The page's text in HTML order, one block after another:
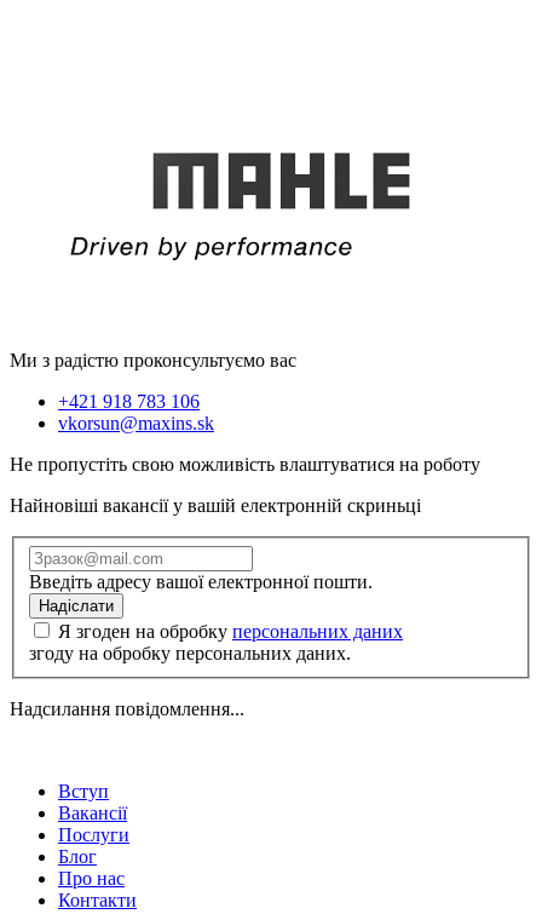
Ми з радістю проконсультуємо вас
+421 918 783 106
vkorsun@maxins.sk
Не пропустіть свою можливість влаштуватися на роботу
Найновіші вакансії у вашій електронній скриньці
Введіть адресу вашої електронної пошти.
Надіслати
Я згоден на обробку персональних даних
згоду на обробку персональних даних.
Надсилання повідомлення...
Вступ
Вакансії
Послуги
Блог
Про нас
Контакти